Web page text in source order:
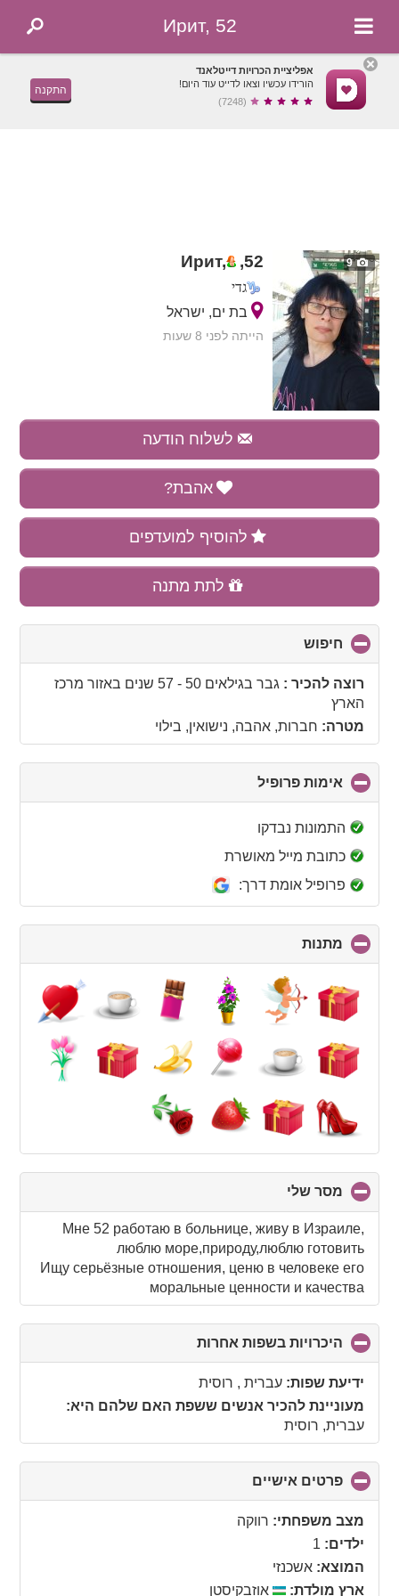
Ирит, 52
אפליציית הכרויות דייטלאנד
הורידו עכשיו וצאו לדייט עוד היום!
(7248)
התקנה
9
Ирит, ,52
גדי
בת ים, ישראל
הייתה לפני 8 שעות
לשלוח הודעה
אהבת?
להוסיף למועדפים
לתת מתנה
חיפוש
to
collapseרוצה להכיר : גבר בגילאים 50 - 57 שנים באזור מרכז
הארץ
מטרה: חברות, אהבה, נישואין, בילוי
אימות פרופיל
to
התמונות נבדקו
כתובת מייל מאושרת
פרופיל אומת דרך:
מתנות
to
collapse
contents
מסר שלי
to
collapse
contents
Мне 52 работаю в больнице, живу в Израиле,
люблю море,природу,люблю готовить
Ищу серьёзные отношения, ценю в человеке его
моральные ценности и качества
היכרויות בשפות אחרות
to
ידיעת שפות: עברית , רוסית
מעוניינת להכיר אנשים ששפת האם שלהם היא:
עברית, רוסית
פרטים אישיים
to
collapse
מצב משפחתי: רווקה
ילדים: 1
המוצא: אשכנזי
ארץ מולדת:
אוזבקיסטן